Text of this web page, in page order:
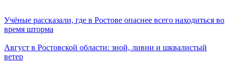
Учёные рассказали, где в Ростове опаснее всего находиться во
время шторма
Август в Ростовской области: зной, ливни и шквалистый
ветер